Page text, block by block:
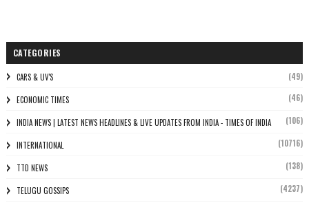
CATEGORIES
CARS & UV'S (49)
ECONOMIC TIMES (46)
INDIA NEWS | LATEST NEWS HEADLINES & LIVE UPDATES FROM INDIA - TIMES OF INDIA (106)
INTERNATIONAL (10716)
TTD NEWS (138)
TELUGU GOSSIPS (4237)